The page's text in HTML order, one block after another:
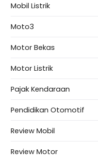
Mobil Listrik
Moto3
Motor Bekas
Motor Listrik
Pajak Kendaraan
Pendidikan Otomotif
Review Mobil
Review Motor